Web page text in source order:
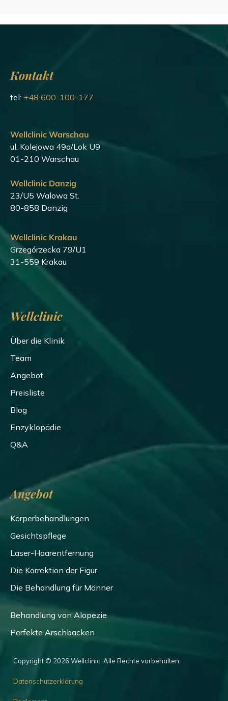
Kontakt
tel: +48 600-100-177
Wellclinic Warschau
ul. Kolejowa 49a/Lok U9
01-210 Warschau
Wellclinic Danzig
23/U5 Walowa St.
80-858 Danzig
Wellclinic Krakau
Grzegórzecka 79/U1
31-559 Krakau
Wellclinic
Über die Klinik
Team
Angebot
Preisliste
Blog
Enzyklopädie
Q&A
Angebot
Körperbehandlungen
Gesichtspflege
Laser-Haarentfernung
Die Korrektion der Figur
Die Behandlung für Männer
Behandlung von Alopezie
Perfekte Arschbacken
Copyright © 2026 Wellclinic. Alle Rechte vorbehalten.
Datenschutzerklärung